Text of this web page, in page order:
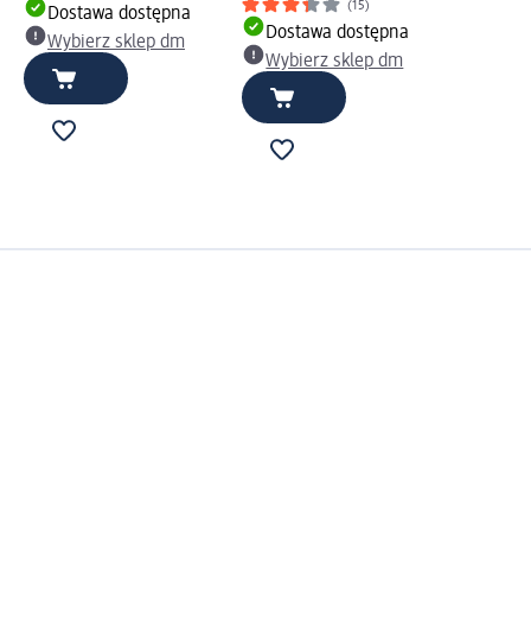
Dostawa dostępna
Wybierz sklep dm
(15)
Dostawa dostępna
Wybierz sklep dm